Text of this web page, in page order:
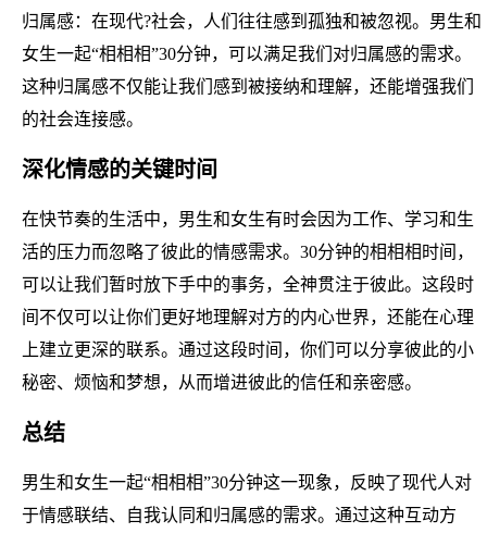
归属感：在现代?社会，人们往往感到孤独和被忽视。男生和
女生一起“相相相”30分钟，可以满足我们对归属感的需求。
这种归属感不仅能让我们感到被接纳和理解，还能增强我们
的社会连接感。
深化情感的关键时间
在快节奏的生活中，男生和女生有时会因为工作、学习和生
活的压力而忽略了彼此的情感需求。30分钟的相相相时间，
可以让我们暂时放下手中的事务，全神贯注于彼此。这段时
间不仅可以让你们更好地理解对方的内心世界，还能在心理
上建立更深的联系。通过这段时间，你们可以分享彼此的小
秘密、烦恼和梦想，从而增进彼此的信任和亲密感。
总结
男生和女生一起“相相相”30分钟这一现象，反映了现代人对
于情感联结、自我认同和归属感的需求。通过这种互动方